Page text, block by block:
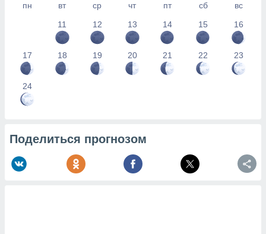
пн вт ср чт пт сб
вс
11
12 13 14 15 16
17 18 19 20 21 22 23
24
Поделиться прогнозом